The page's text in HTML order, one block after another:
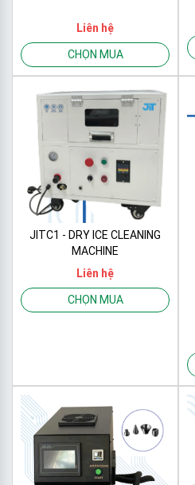
Liên hệ
CHỌN MUA
JITC1 - DRY ICE CLEANING
MACHINE
Liên hệ
CHỌN MUA